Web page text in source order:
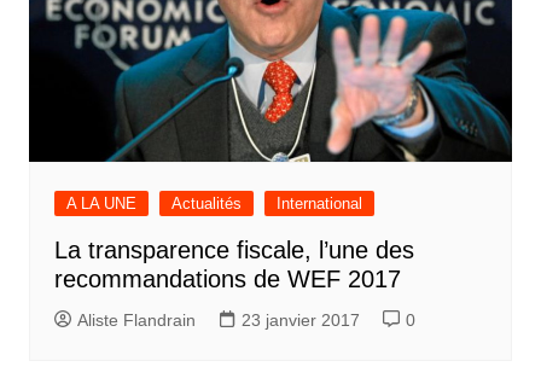
A LA UNE Actualités International
La transparence fiscale, l’une des
recommandations de WEF 2017
Aliste Flandrain 23 janvier 2017 0